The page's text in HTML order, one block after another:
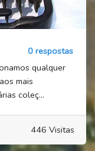
0 respostas
qualquer
mais
coleç...
446 Visitas